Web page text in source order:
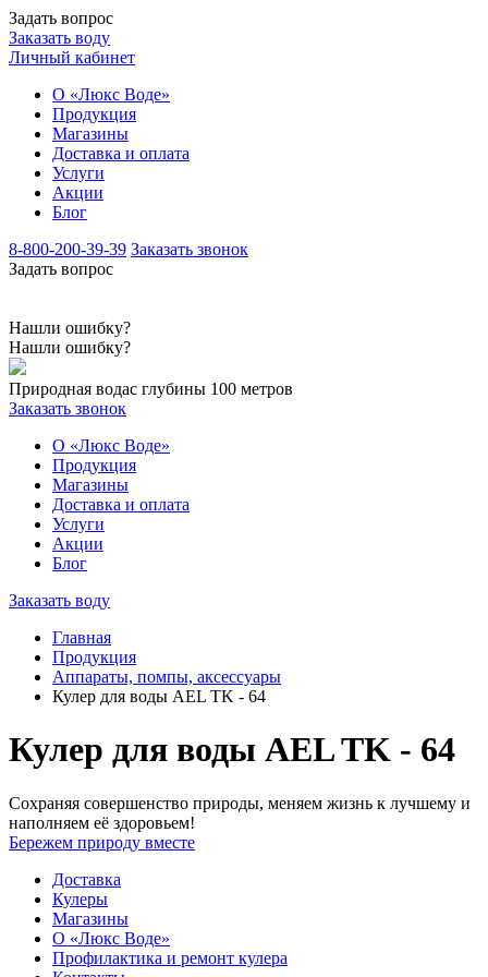
Задать вопрос
Заказать воду
Личный кабинет
О «Люкс Воде»
Продукция
Магазины
Доставка и оплата
Услуги
Акции
Блог
8-800-200-39-39 Заказать звонок
Задать вопрос
Нашли ошибку?
Нашли ошибку?
Природная водас глубины 100 метров
Заказать звонок
О «Люкс Воде»
Продукция
Магазины
Доставка и оплата
Услуги
Акции
Блог
Заказать воду
Главная
Продукция
Аппараты, помпы, аксессуары
Кулер для воды AEL TK - 64
Кулер для воды AEL TK - 64
Сохраняя совершенство природы, меняем жизнь к лучшему и
наполняем её здоровьем!
Бережем природу вместе
Доставка
Кулеры
Магазины
О «Люкс Воде»
Профилактика и ремонт кулера